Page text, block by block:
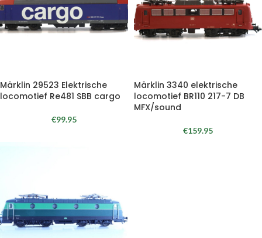
Märklin 29523 Elektrische
locomotief Re481 SBB cargo
€99.95
Märklin 3340 elektrische
locomotief BR110 217-7 DB
MFX/sound
€159.95